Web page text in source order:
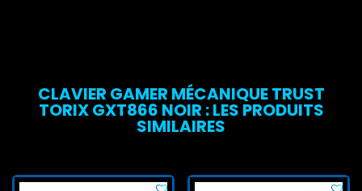
CLAVIER GAMER MÉCANIQUE TRUST
TORIX GXT866 NOIR : LES PRODUITS
SIMILAIRES